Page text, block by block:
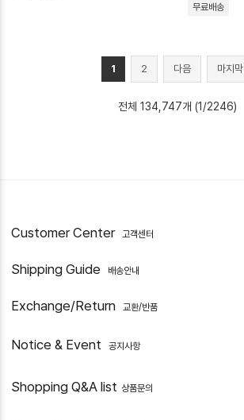
무료배송
1 2 다음 마지막
전체 134,747개 (1/2246)
Customer Center 고객센터
Shipping Guide 배송안내
Exchange/Return 교환/반품
Notice & Event 공지사항
Shopping Q&A list 상품문의